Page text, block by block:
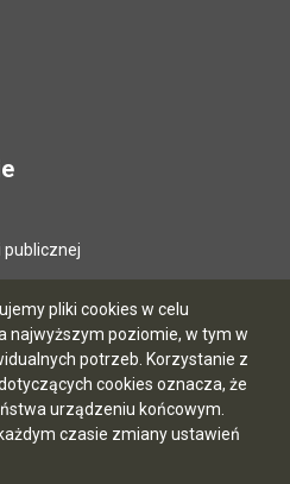
pliki cookies w celu
najwyższym poziomie, w tym w
potrzeb. Korzystanie z
cookies oznacza, że
urządzeniu końcowym.
czasie zmiany ustawień
06.08.2026 10:47